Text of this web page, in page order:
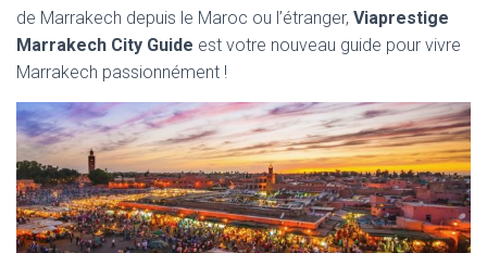
de Marrakech depuis le Maroc ou l’étranger, Viaprestige
Marrakech City Guide est votre nouveau guide pour vivre
Marrakech passionnément !